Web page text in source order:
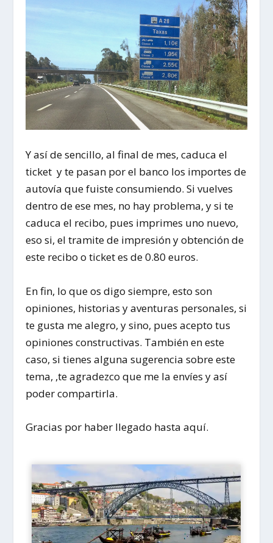
Y así de sencillo, al final de mes, caduca el
ticket y te pasan por el banco los importes de
autovía que fuiste consumiendo. Si vuelves
dentro de ese mes, no hay problema, y si te
caduca el recibo, pues imprimes uno nuevo,
eso si, el tramite de impresión y obtención de
este recibo o ticket es de 0.80 euros.
En fin, lo que os digo siempre, esto son
opiniones, historias y aventuras personales, si
te gusta me alegro, y sino, pues acepto tus
opiniones constructivas. También en este
caso, si tienes alguna sugerencia sobre este
tema, ,te agradezco que me la envíes y así
poder compartirla.
Gracias por haber llegado hasta aquí.